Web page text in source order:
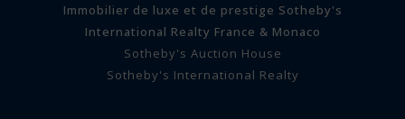
Immobilier de luxe et de prestige Sotheby's
International Realty France & Monaco
Sotheby's Auction House
Sotheby's International Realty